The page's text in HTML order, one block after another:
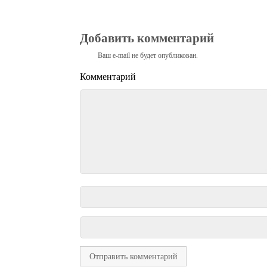
Добавить комментарий
Ваш e-mail не будет опубликован.
Комментарий